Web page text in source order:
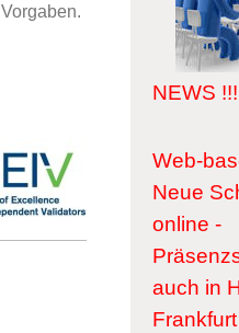
NEWS
Web-
Neue
online -
auch in
Frankfurt